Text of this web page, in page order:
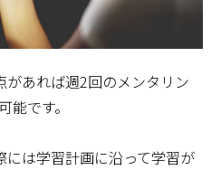
あれば週2回のメンタリン
です。
には学習計画に沿って学習が